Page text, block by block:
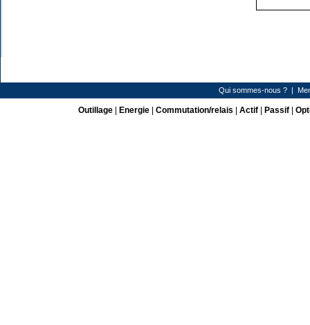
Qui sommes-nous ?|
Outillage| Energie| Commutation/relais Actif| Passif|